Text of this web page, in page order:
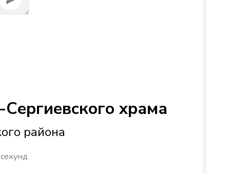
храма
района